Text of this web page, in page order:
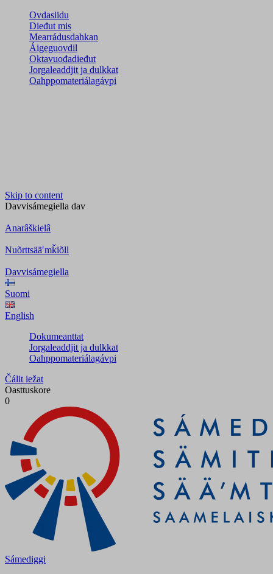
Ovdasiidu
Dieđut mis
Mearrádusdahkan
Áigeguovdil
Oktavuođadieđut
Jorgaleaddjit ja dulkkat
Oahppomateriálagávpi
Skip to content
Davvisámegiella dav
Anarâškielâ
Nuõrttsääʹmǩiõll
Davvisámegiella
Suomi
English
Dokumeanttat
Jorgaleaddjit ja dulkkat
Oahppomateriálagávpi
Čálit iežat
Oasttuskore
0
Sámediggi